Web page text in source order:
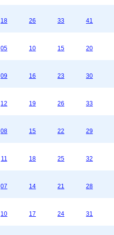
18 26 33 41
05 10 15 20
09 16 23 30
12 19 26 33
08 15 22 29
11 18 25 32
07 14 21 28
10 17 24 31